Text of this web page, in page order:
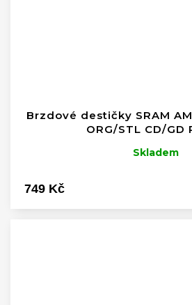
Brzdové destičky SRAM AM
ORG/STL CD/GD
Skladem
749 Kč